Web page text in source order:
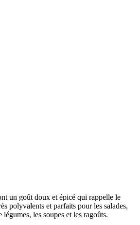
un goût doux et épicé qui rappelle le
polyvalents et parfaits pour les salades,
légumes, les soupes et les ragoûts.